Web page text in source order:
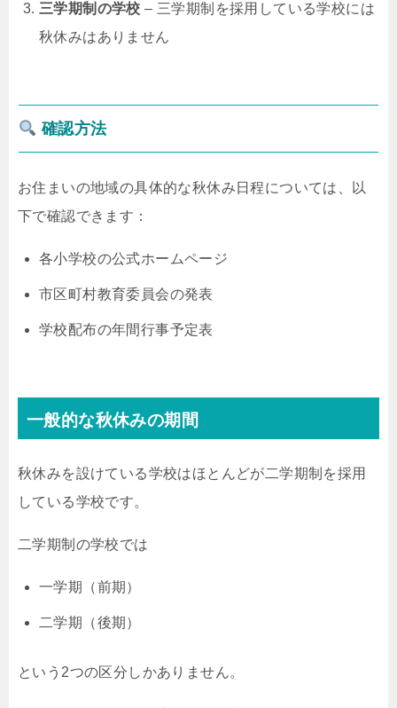
三学期制の学校 – 三学期制を採用している学校には
秋休みはありません
確認方法
お住まいの地域の具体的な秋休み日程については、以
下で確認できます：
各小学校の公式ホームページ
市区町村教育委員会の発表
学校配布の年間行事予定表
一般的な秋休みの期間
秋休みを設けている学校はほとんどが二学期制を採用
している学校です。
二学期制の学校では
一学期（前期）
二学期（後期）
という2つの区分しかありません。